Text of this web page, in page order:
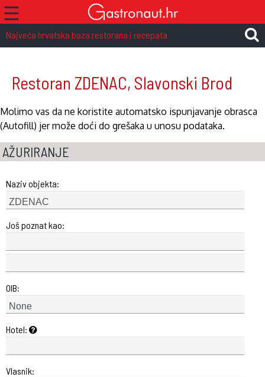
☰
Najveća hrvatska baza restorana i recepata
Restoran ZDENAC, Slavonski Brod
Molimo vas da ne koristite automatsko ispunjavanje obrasca
(Autofill) jer može doći do grešaka u unosu podataka.
AŽURIRANJE
Naziv objekta:
Još poznat kao:
OIB:
Hotel:
Vlasnik: